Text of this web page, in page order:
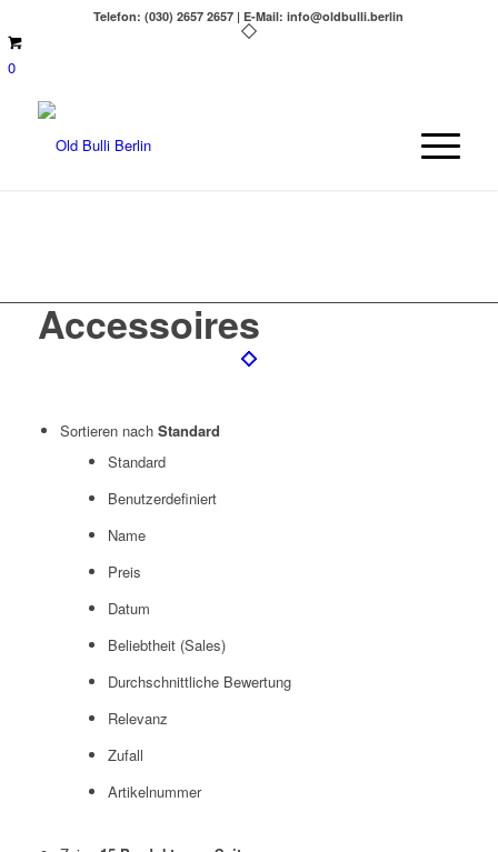
Telefon: (030) 2657 2657 | E-Mail: info@oldbulli.berlin
0
Accessoires
Sortieren nach Standard
Standard
Benutzerdefiniert
Name
Preis
Datum
Beliebtheit (Sales)
Durchschnittliche Bewertung
Relevanz
Zufall
Artikelnummer